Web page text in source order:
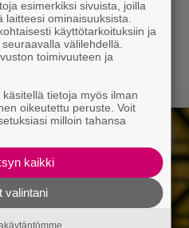
esimerkiksi sivuista, joilla
ominaisuuksista.
käyttötarkoituksiin ja
välilehdellä.
toimivuuteen ja
tietoja myös ilman
oikeutettu peruste. Voit
milloin tahansa
kaikki
valintani